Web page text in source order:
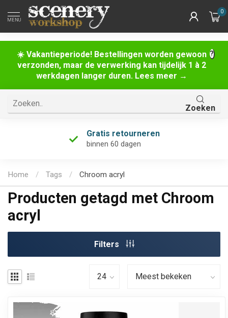
☀️ Vakantieperiode! Bestellingen worden gewoon
verzonden, maar de verwerking kan tijdelijk 1 à 2
werkdagen langer duren. Lees meer →
MENU
0
Zoeken
Gratis retourneren
binnen 60 dagen
Home / Tags / Chroom acryl
Producten getagd met Chroom
acryl
Filters